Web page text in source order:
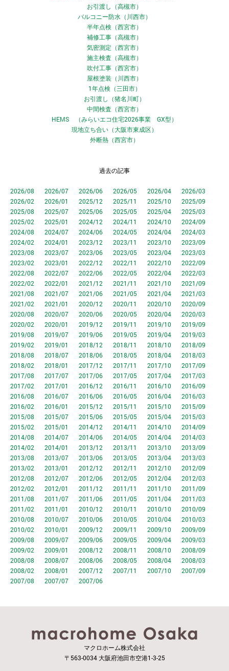
お引渡し（高槻市）
バルコニー防水（川西市）
半年点検（西宮市）
補修工事（高槻市）
気密測定（西宮市）
施主検査（高槻市）
吹付工事（西宮市）
屋根塗装（川西市）
1年点検（三田市）
お引渡し（猪名川町）
中間検査（西宮市）
HEMS （みらいエコ住宅2026事業 GX型）
現地立ち合い（大阪市東成区）
外断熱（西宮市）
過去の記事
2026/08 2026/07 2026/06 2026/05 2026/04
2026/03
2026/02
2026/01 2025/12 2025/11 2025/10
2025/09
2025/08
2025/07 2025/06 2025/05 2025/04
2025/03
2025/02
2025/01 2024/12 2024/11 2024/10
2024/09
2024/08
2024/07 2024/06 2024/05 2024/04
2024/03
2024/02
2024/01 2023/12 2023/11 2023/10
2023/09
2023/08
2023/07 2023/06 2023/05 2023/04
2023/03
2023/02
2023/01 2022/12 2022/11 2022/10
2022/09
2022/08
2022/07 2022/06 2022/05 2022/04
2022/03
2022/02
2022/01 2021/12 2021/11 2021/10
2021/09
2021/08
2021/07 2021/06 2021/05 2021/04
2021/03
2021/02
2021/01 2020/12 2020/11 2020/10
2020/09
2020/08
2020/07 2020/06 2020/05 2020/04
2020/03
2020/02
2020/01 2019/12 2019/11 2019/10
2019/09
2019/08
2019/07 2019/06 2019/05 2019/04
2019/03
2019/02
2019/01 2018/12 2018/11 2018/10
2018/09
2018/08
2018/07 2018/06 2018/05 2018/04
2018/03
2018/02
2018/01 2017/12 2017/11 2017/10
2017/09
2017/08
2017/07 2017/06 2017/05 2017/04
2017/03
2017/02
2017/01 2016/12 2016/11 2016/10
2016/09
2016/08
2016/07 2016/06 2016/05 2016/04
2016/03
2016/02
2016/01 2015/12 2015/11 2015/10
2015/09
2015/08
2015/07 2015/06 2015/05 2015/04
2015/03
2015/02
2015/01 2014/12 2014/11 2014/10
2014/09
2014/08
2014/07 2014/06 2014/05 2014/04
2014/03
2014/02
2014/01 2013/12 2013/11 2013/10
2013/09
2013/08
2013/07 2013/06 2013/05 2013/04
2013/03
2013/02
2013/01 2012/12 2012/11 2012/10
2012/09
2012/08
2012/07 2012/06 2012/05 2012/04
2012/03
2012/02
2012/01 2011/12 2011/11 2011/10
2011/09
2011/08
2011/07 2011/06 2011/05 2011/04
2011/03
2011/02
2011/01 2010/12 2010/11 2010/10
2010/09
2010/08
2010/07 2010/06 2010/05 2010/04
2010/03
2010/02
2010/01 2009/12 2009/11 2009/10
2009/09
2009/08
2009/07 2009/06 2009/05 2009/04
2009/03
2009/02
2009/01 2008/12 2008/11 2008/10
2008/09
2008/08
2008/07 2008/06 2008/05 2008/04
2008/03
2008/02
2008/01 2007/12 2007/11 2007/10
2007/09
2007/08
2007/07 2007/06
マクロホーム株式会社
〒563-0034 大阪府池田市空港1-3-25